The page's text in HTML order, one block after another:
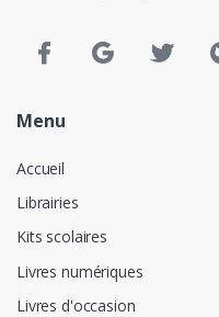
Menu
Accueil
Librairies
Kits scolaires
Livres numériques
Livres d'occasion